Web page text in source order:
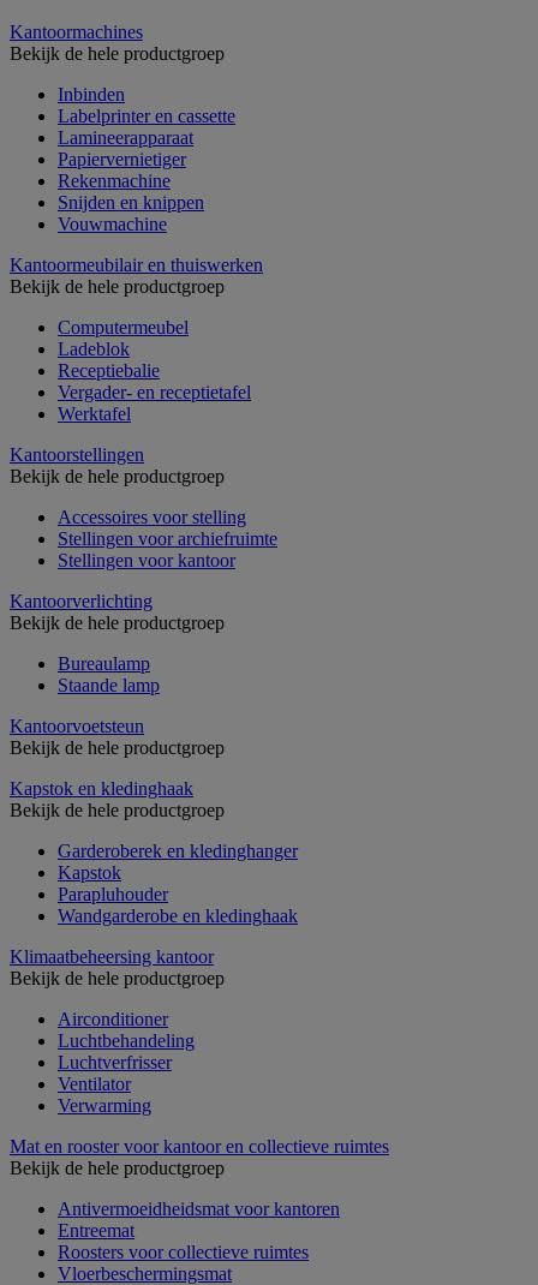
Kantoormachines
Bekijk de hele productgroep
Inbinden
Labelprinter en cassette
Lamineerapparaat
Papiervernietiger
Rekenmachine
Snijden en knippen
Vouwmachine
Kantoormeubilair en thuiswerken
Bekijk de hele productgroep
Computermeubel
Ladeblok
Receptiebalie
Vergader- en receptietafel
Werktafel
Kantoorstellingen
Bekijk de hele productgroep
Accessoires voor stelling
Stellingen voor archiefruimte
Stellingen voor kantoor
Kantoorverlichting
Bekijk de hele productgroep
Bureaulamp
Staande lamp
Kantoorvoetsteun
Bekijk de hele productgroep
Kapstok en kledinghaak
Bekijk de hele productgroep
Garderoberek en kledinghanger
Kapstok
Parapluhouder
Wandgarderobe en kledinghaak
Klimaatbeheersing kantoor
Bekijk de hele productgroep
Airconditioner
Luchtbehandeling
Luchtverfrisser
Ventilator
Verwarming
Mat en rooster voor kantoor en collectieve ruimtes
Bekijk de hele productgroep
Antivermoeidheidsmat voor kantoren
Entreemat
Roosters voor collectieve ruimtes
Vloerbeschermingsmat